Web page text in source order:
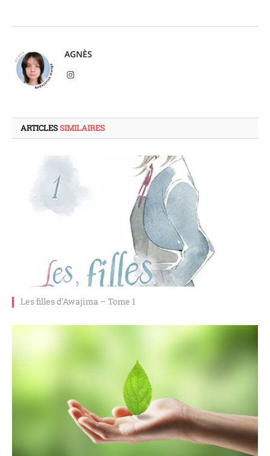
AGNÈS
Instagram
ARTICLESSIMILAIRES
Les filles d’Awajima – Tome 1